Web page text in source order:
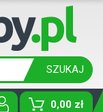
SZUKAJ
0,00 zł